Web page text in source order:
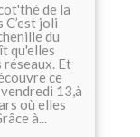
de la
C’est joli
du
qu'elles
Et
ce
13,à
où elles
à...